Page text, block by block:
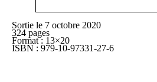
Sortie le 7 octobre 2020
324 pages
Format : 13×20
ISBN : 979-10-97331-27-6